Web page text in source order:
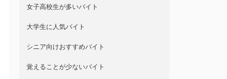
女子高校生が多いバイト
大学生に人気バイト
シニア向けおすすめバイト
覚えることが少ないバイト